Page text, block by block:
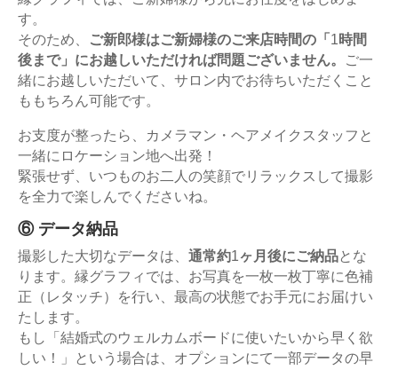
す。
そのため、
ご新郎様はご新婦様のご来店時間の「 1時間
後まで」にお越しいただければ問題ございません。
ご一
緒にお越しいただいて、サロン内でお待ちいただくこと
ももちろん可能です。
お支度が整ったら、カメラマン・ヘアメイクスタッフと
一緒にロケーション地へ出発！
緊張せず、いつものお二人の笑顔でリラックスして撮影
を全力で楽しんでくださいね。
⑥ データ納品
撮影した大切なデータは、 通常約1ヶ月後にご納品とな
ります。縁グラフィでは、お写真を一枚一枚丁寧に色補
正（レタッチ）を行い、最高の状態でお手元にお届けい
たします。
もし「結婚式のウェルカムボードに使いたいから早く欲
しい！」という場合は、オプションにて一部データの早